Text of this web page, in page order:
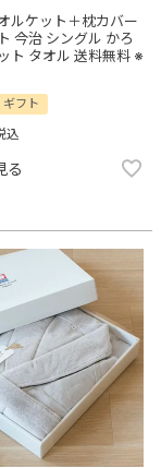
ルケット＋枕カバー
今治 シングル かろ
ト タオル 送料無料 ※
ギフト
込
る